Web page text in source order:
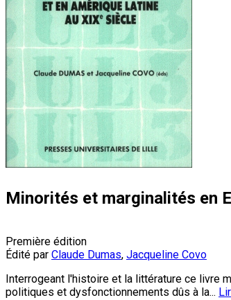
Minorités et marginalités en
Première édition
Édité par Claude Dumas, Jacqueline Covo
Interrogeant l'histoire et la littérature ce livre
politiques et dysfonctionnements dûs à la...